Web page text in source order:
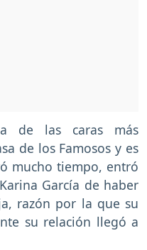
de las caras más
de los Famosos y es
mucho tiempo, entró
García de haber
razón por la que su
su relación llegó a